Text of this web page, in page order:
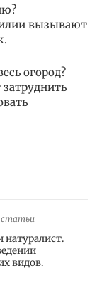
вызывают
огород?
натуралист.
видов.